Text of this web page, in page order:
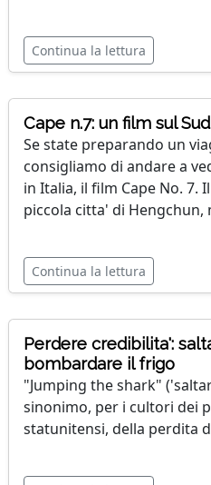
Continua la lettura
Cape n.7: un film sul
Se state preparando un
consigliamo di andare a
in Italia, il film Cape No. 7.
piccola citta' di Hengchun,
Continua la lettura
Perdere credibilita':
bombardare il frigo
"Jumping the shark"
sinonimo, per i cultori dei
statunitensi, della perdita